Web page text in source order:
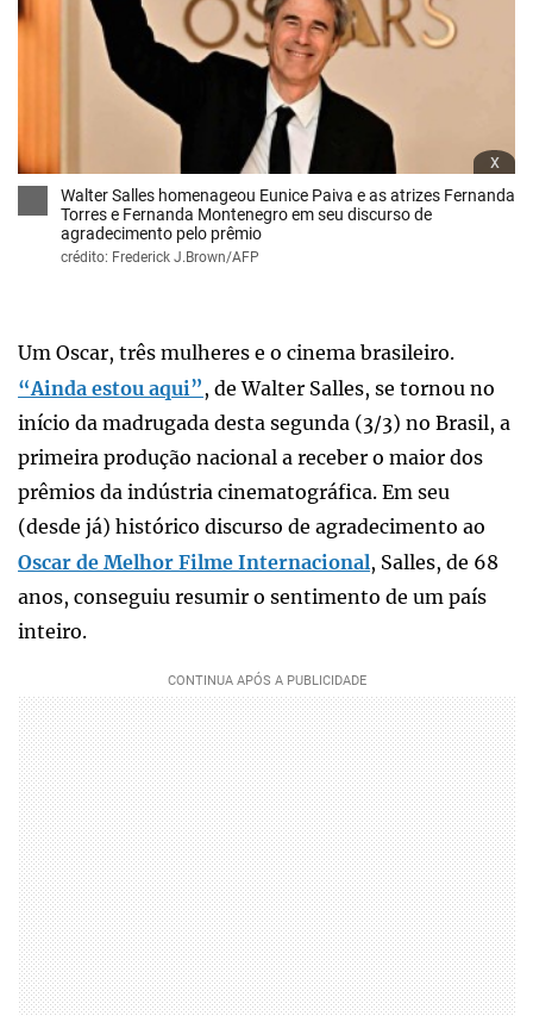
x
Walter Salles homenageou Eunice Paiva e as atrizes Fernanda
Torres e Fernanda Montenegro em seu discurso de
agradecimento pelo prêmio
crédito: Frederick J.Brown/AFP
Um Oscar, três mulheres e o cinema brasileiro.
“Ainda estou aqui”, de Walter Salles, se tornou no
início da madrugada desta segunda (3/3) no Brasil, a
primeira produção nacional a receber o maior dos
prêmios da indústria cinematográfica. Em seu
(desde já) histórico discurso de agradecimento ao
Oscar de Melhor Filme Internacional, Salles, de 68
anos, conseguiu resumir o sentimento de um país
inteiro.